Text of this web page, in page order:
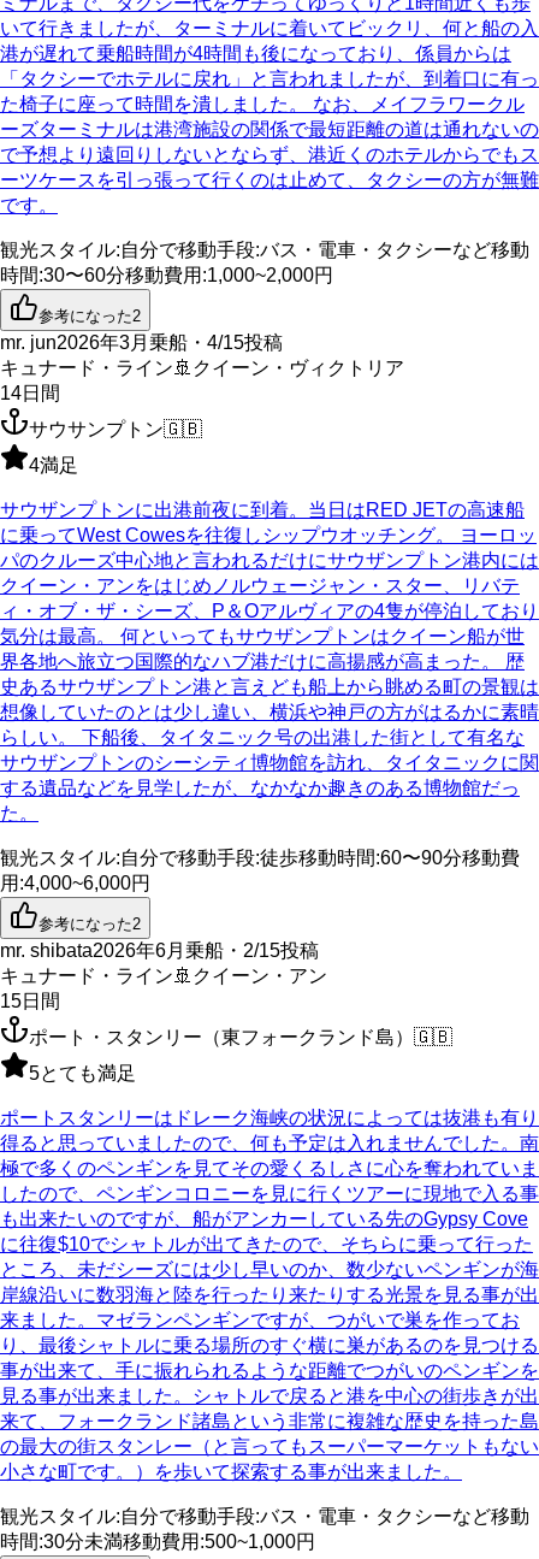
いて行きましたが、ターミナルに着いてビックリ、何と船の入
港が遅れて乗船時間が4時間も後になっており、係員からは
「タクシーでホテルに戻れ」と言われましたが、到着口に有っ
た椅子に座って時間を潰しました。 なお、メイフラワークル
ーズターミナルは港湾施設の関係で最短距離の道は通れないの
で予想より遠回りしないとならず、港近くのホテルからでもス
ーツケースを引っ張って行くのは止めて、タクシーの方が無難
です。
観光スタイル:自分で移動手段:バス・電車・タクシーなど移動
時間:30〜60分移動費用 :1,000~2,000円
参考になった2
mr. jun2026年3月乗船・4/15投稿
キュナード・ライン 🚢 クイーン・ヴィクトリア
14日間
サウサンプトン🇬🇧
4満足
サウザンプトンに出港前夜に到着。当日はRED JETの高速船
に乗ってWest Cowesを往復しシップウオッチング。 ヨーロッ
パのクルーズ中心地と言われるだけにサウザンプトン港内には
クイーン・アンをはじめノルウェージャン・スター、リバテ
ィ・オブ・ザ・シーズ、P＆Oアルヴィアの4隻が停泊しており
気分は最高。 何といってもサウザンプトンはクイーン船が世
界各地へ旅立つ国際的なハブ港だけに高揚感が高まった。 歴
史あるサウザンプトン港と言えども船上から眺める町の景観は
想像していたのとは少し違い、横浜や神戸の方がはるかに素晴
らしい。 下船後、タイタニック号の出港した街として有名な
サウザンプトンのシーシティ博物館を訪れ、タイタニックに関
する遺品などを見学したが、なかなか趣きのある博物館だっ
た。
観光スタイル:自分で移動手段:徒歩移動時間:60〜90分移動費
用 :4,000~6,000円
参考になった2
mr. shibata2026年6月乗船・2/15投稿
キュナード・ライン 🚢 クイーン・アン
15日間
ポート・スタンリー（東フォークランド島） 🇬🇧
5とても満足
ポートスタンリーはドレーク海峡の状況によっては抜港も有り
得ると思っていましたので、何も予定は入れませんでした。南
極で多くのペンギンを見てその愛くるしさに心を奪われていま
したので、ペンギンコロニーを見に行くツアーに現地で入る事
も出来たいのですが、船がアンカーしている先のGypsy Cove
に往復$10でシャトルが出てきたので、そちらに乗って行った
ところ、未だシーズには少し早いのか、数少ないペンギンが海
岸線沿いに数羽海と陸を行ったり来たりする光景を見る事が出
来ました。マゼランペンギンですが、つがいで巣を作ってお
り、最後シャトルに乗る場所のすぐ横に巣があるのを見つける
事が出来て、手に振れられるような距離でつがいのペンギンを
見る事が出来ました。シャトルで戻ると港を中心の街歩きが出
来て、フォークランド諸島という非常に複雑な歴史を持った島
の最大の街スタンレー（と言ってもスーパーマーケットもない
小さな町です。）を歩いて探索する事が出来ました。
観光スタイル:自分で移動手段:バス・電車・タクシーなど移動
時間:30分未満移動費用 :500~1,000円